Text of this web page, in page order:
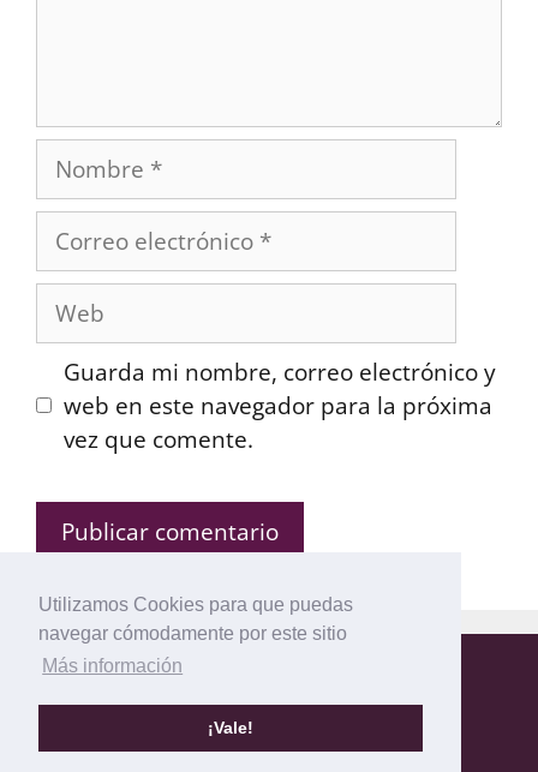
Utilizamos Cookies para que puedas
navegar cómodamente por este sitio
Más información
¡Vale!
Nombre
Correo
electrónico
Web
Guarda mi nombre, correo electrónico y
web en este navegador para la próxima
vez que comente.
Mapa del Sitio